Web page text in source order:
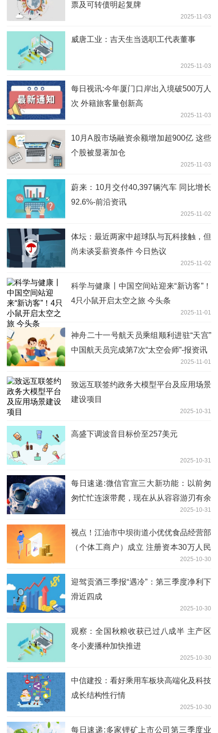
票及可转债明起复牌
2025-11-03
威唐工业：吉天生当选职工代表董事
2025-11-03
每日视讯:今年厦门口岸出入境破500万人
次 外籍旅客量创新高
2025-11-03
10月A股市场融资余额增加超900亿 这些
个股被显著加仓
2025-11-03
蔚来：10月交付40,397辆汽车 同比增长
92.6%-前沿资讯
2025-11-02
体坛：最近两家中超球队与瓦科接触，但
尚未谈妥薪资条件 今日热议
2025-11-02
科学与健康丨中国空间站迎来“新访客”！
4只小鼠开启太空之旅 今头条
2025-11-01
神舟二十一号航天员乘组顺利进驻“天宫”
中国航天员完成第7次“太空会师”-报资讯
2025-11-01
致远互联签约政务大模型平台及应用场景
建设项目
2025-10-31
高盛下调波音目标价至257美元
2025-10-31
每日速递:微信官宣三大新功能：以前匆
匆忙忙连滚带爬，现在从从容容游刃有余
2025-10-31
视点！江油市中坝街道小优优食品经营部
（个体工商户）成立 注册资本30万人民
2025-10-30
迎驾贡酒三季报“遇冷”：第三季度净利下
滑近四成
2025-10-30
观察：全国秋粮收获已过八成半 主产区
冬小麦播种加快推进
2025-10-30
中信建投：看好乘用车板块高端化及科技
成长结构性行情
2025-10-30
每日速递:多家锂矿上市公司第三季度业